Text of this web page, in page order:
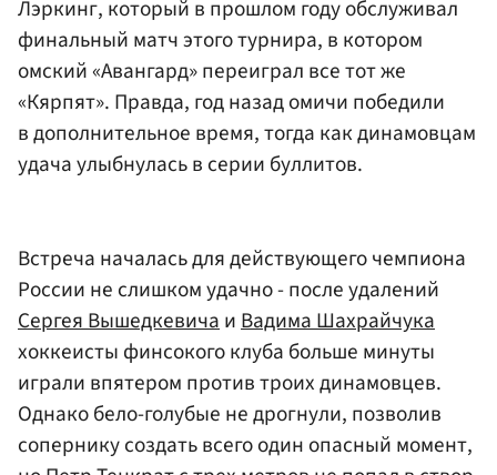
Лэркинг, который в прошлом году обслуживал
финальный матч этого турнира, в котором
омский «Авангард» переиграл все тот же
«Кярпят». Правда, год назад омичи победили
в дополнительное время, тогда как динамовцам
удача улыбнулась в серии буллитов.
Встреча началась для действующего чемпиона
России не слишком удачно - после удалений
Сергея ВышедкевичаиВадима Шахрайчука
хоккеисты финсокого клуба больше минуты
играли впятером против троих динамовцев.
Однако бело-голубые не дрогнули, позволив
сопернику создать всего один опасный момент,